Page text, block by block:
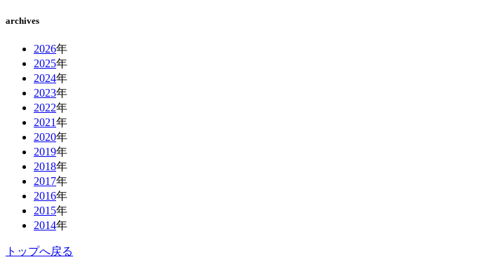
archives
2026年
2025年
2024年
2023年
2022年
2021年
2020年
2019年
2018年
2017年
2016年
2015年
2014年
トップへ戻る